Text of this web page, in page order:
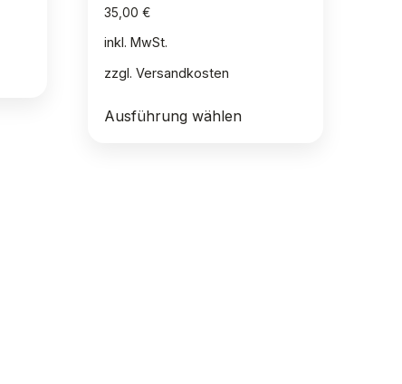
35,00€
inkl. MwSt.
zzgl.Versandkosten
Ausführung wählenProdukt